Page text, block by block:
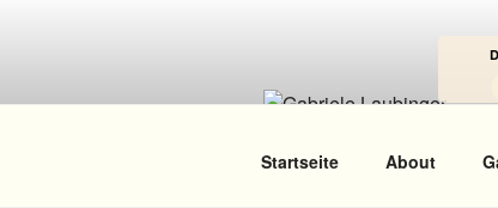
Startseite About